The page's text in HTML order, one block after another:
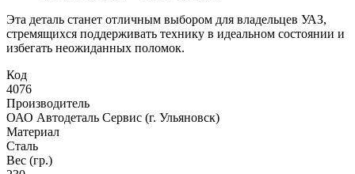
Эта деталь станет отличным выбором для владельцев УАЗ,
стремящихся поддерживать технику в идеальном состоянии и
избегать неожиданных поломок.
Код
4076
Производитель
ОАО Автодеталь Сервис (г. Ульяновск)
Материал
Сталь
Вес (гр.)